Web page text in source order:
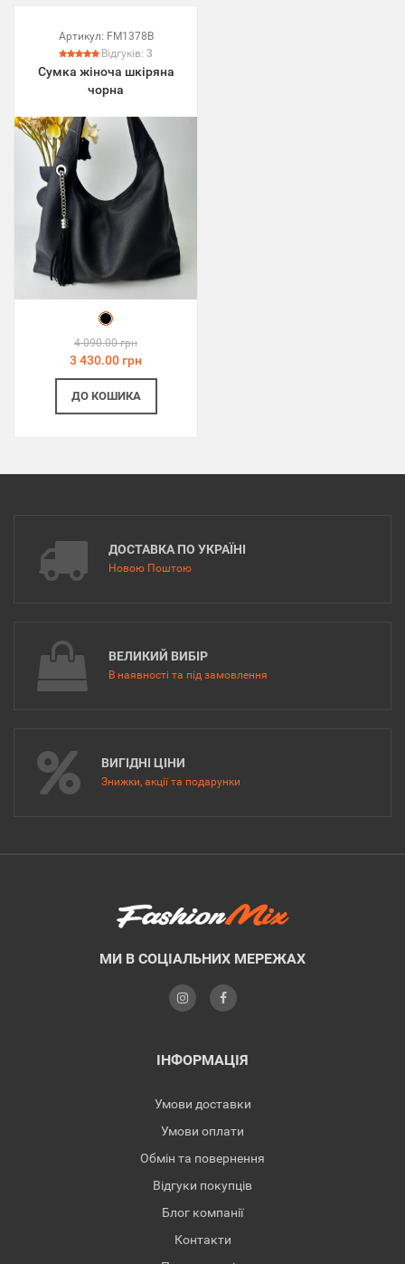
Артикул: FM1378B
Відгуків: 3
Сумка жіноча шкіряна
чорна
4 090.00 грн
3 430.00 грн
ДО КОШИКА
ДОСТАВКА ПО УКРАЇНІ
Новою Поштою
ВЕЛИКИЙ ВИБІР
В наявності та під замовлення
ВИГІДНІ ЦІНИ
Знижки, акції та подарунки
МИ В СОЦІАЛЬНИХ МЕРЕЖАХ
ІНФОРМАЦІЯ
Умови доставки
Умови оплати
Обмін та повернення
Відгуки покупців
Блог компанії
Контакти